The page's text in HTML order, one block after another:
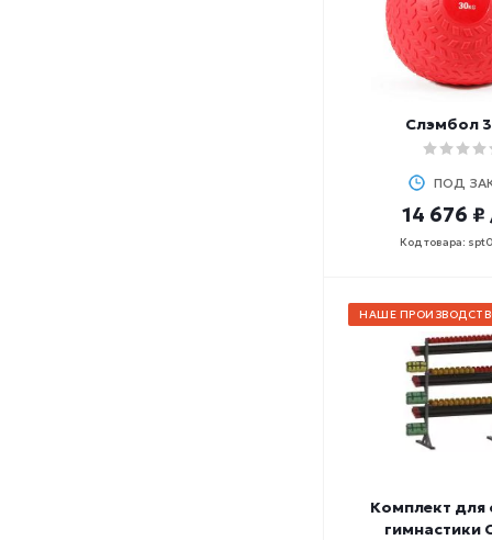
Слэмбол
ПОД
14 676 ₽
Код товара:
НАШЕ
Комплект для
гимнастики